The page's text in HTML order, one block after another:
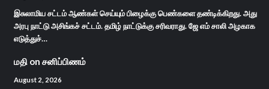
இசுலாமிய சட்டம் ஆண்கள் செய்யும் பிழைக்கு பெண்களை தண்டிக்கிறது. அது
அரபு நாட்டு அசிங்கச் சட்டம். தமிழ் நாட்டுக்கு சரிவராது. ஜே எம் சாலி அழகாக
எடுத்துச்…
மதி on சனிப்பிணம்
August 2, 2026